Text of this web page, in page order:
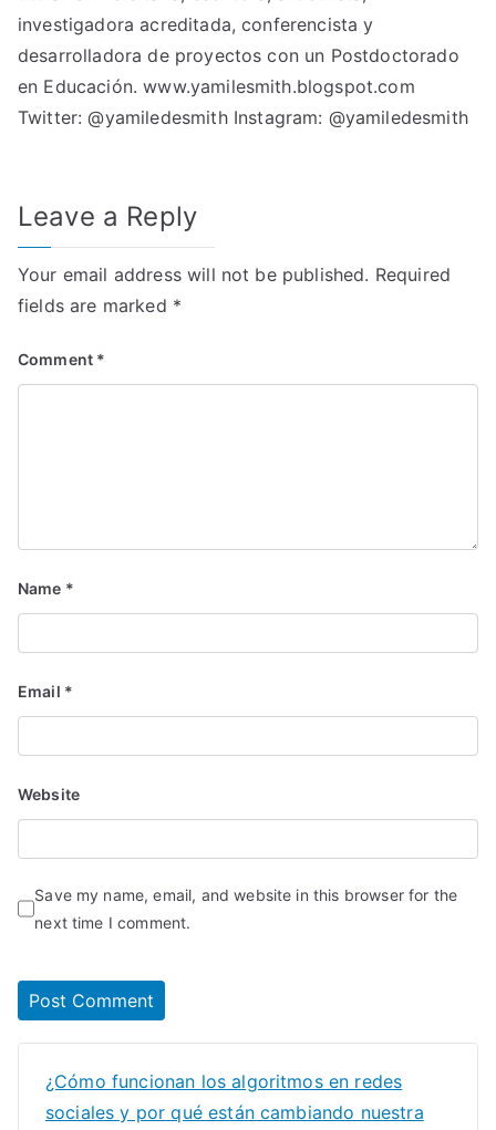
investigadora acreditada, conferencista y
desarrolladora de proyectos con un Postdoctorado
en Educación.www.yamilesmith.blogspot.com
Twitter:@yamiledesmithInstagram: @yamiledesmith
Leave a Reply
Your email address will not be published. Required
fields are marked *
Comment *
Name *
Email *
Website
Save my name, email, and website in this browser for the
next time I comment.
¿Cómo funcionan los algoritmos en redes
sociales y por qué están cambiando nuestra